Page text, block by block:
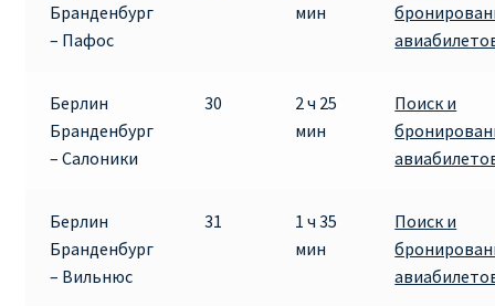
Бранденбург
– Пафос
мин
Берлин
Бранденбург
– Салоники
30
2 ч 25
мин
Поиск и
Берлин
Бранденбург
– Вильнюс
31
1 ч 35
мин
Поиск и